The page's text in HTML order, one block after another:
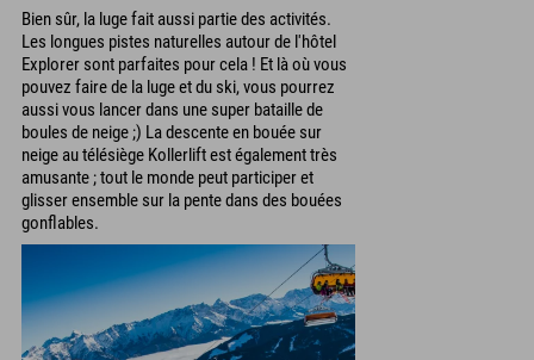
Bien sûr, la luge fait aussi partie des activités.
Les longues pistes naturelles autour de l'hôtel
Explorer sont parfaites pour cela ! Et là où vous
pouvez faire de la luge et du ski, vous pourrez
aussi vous lancer dans une super bataille de
boules de neige ;) La descente en bouée sur
neige au télésiège Kollerlift est également très
amusante ; tout le monde peut participer et
glisser ensemble sur la pente dans des bouées
gonflables.